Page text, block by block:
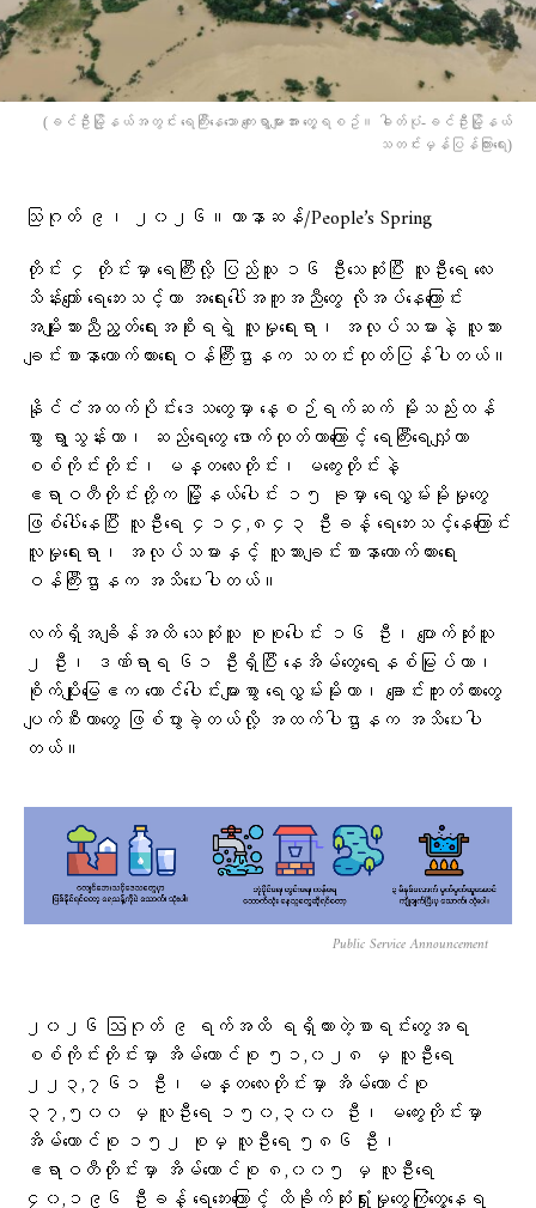
(ခင်ဦးမြို့နယ်အတွင်း ရေကြီးနေသော ကျေးရွာများအား တွေ့ရစဥ်။ ဓါတ်ပုံ-ခင်ဦးမြို့နယ်
သတင်းမှန်ပြန်ကြားရေး)
သြဂုတ် ၉၊ ၂၀၂၆။ဟာနာဆန်/People’s Spring
တိုင်း ၄ တိုင်းမှာ ရေကြီးလို့ ပြည်သူ ၁၆ ဦးသေဆုံးပြီး လူဦးရေ လေး
သိန်းကျော် ရေဘေးသင့်ကာ အရေးပေါ်အကူအညီတွေ လိုအပ်နေကြောင်း
အမျိုးသားညီညွတ်ရေးအစိုးရရဲ့ လူမှုရေးရာ၊ အလုပ်သမားနဲ့ လူသား
ချင်းစာနာထောက်ထားရေးဝန်ကြီးဌာနက သတင်းထုတ်ပြန်ပါတယ်။
နိုင်ငံအထက်ပိုင်းဒေသတွေမှာ နေ့စဉ်ရက်ဆက် မိုးသည်းထန်
စွာ ရွာသွန်းတာ၊ ဆည်ရေတွေ ဖောက်ထုတ်တာကြောင့် ရေကြီးရေလျှံကာ
စစ်ကိုင်းတိုင်း၊ မန္တလေးတိုင်း၊ မကွေးတိုင်းနဲ့
ဧရာဝတီတိုင်းတို့က မြို့နယ်ပေါင်း ၁၅ ခုမှာ ရေလွှမ်းမိုးမှုတွေ
ဖြစ်ပေါ်နေပြီး လူဦးရေ ၄၁၄,၈၄၃ ဦးခန့် ရေဘေးသင့်နေကြောင်း
လူမှုရေးရာ၊ အလုပ်သမားနှင့် လူသားချင်းစာနာထောက်ထားရေး
ဝန်ကြီးဌာနက အသိပေးပါတယ်။
လက်ရှိအချိန်အထိ သေဆုံးသူ စုစုပေါင်း ၁၆ ဦး၊ ပျောက်ဆုံးသူ
၂ ဦး၊ ဒဏ်ရာရ ၆၁ ဦးရှိပြီး နေအိမ်တွေရေနစ်မြုပ်တာ၊
စိုက်ပျိုးမြေဧက ထောင်ပေါင်းများစွာ ရေလွှမ်းမိုးတာ၊ ချောင်းကူးတံတားတွေ
ပျက်စီးတာတွေ ဖြစ်ပွားခဲ့တယ်လို့ အထက်ပါဌာနက အသိပေးပါ
တယ်။
Public Service Announcement
၂၀၂၆ ဩဂုတ် ၉ ရက်အထိ ရရှိထားတဲ့စာရင်းတွေအရ
စစ်ကိုင်းတိုင်းမှာ အိမ်ထောင်စု ၅၁,၀၂၈ မှ လူဦးရေ
၂၂၃,၇၆၁ ဦး၊ မန္တလေးတိုင်းမှာ အိမ်ထောင်စု
၃၇,၅၀၀ မှ လူဦးရေ ၁၅၀,၃၀၀ ဦး၊ မကွေးတိုင်းမှာ
အိမ်ထောင်စု ၁၅၂ စုမှ လူဦးရေ ၅၈၆ ဦး၊
ဧရာဝတီတိုင်းမှာ အိမ်ထောင်စု ၈,၀၀၅ မှ လူဦးရေ
၄၀,၁၉၆ ဦးခန့် ရေဘေးကြောင့် ထိခိုက်ဆုံးရှုံးမှုတွေကြုံတွေ့နေရ